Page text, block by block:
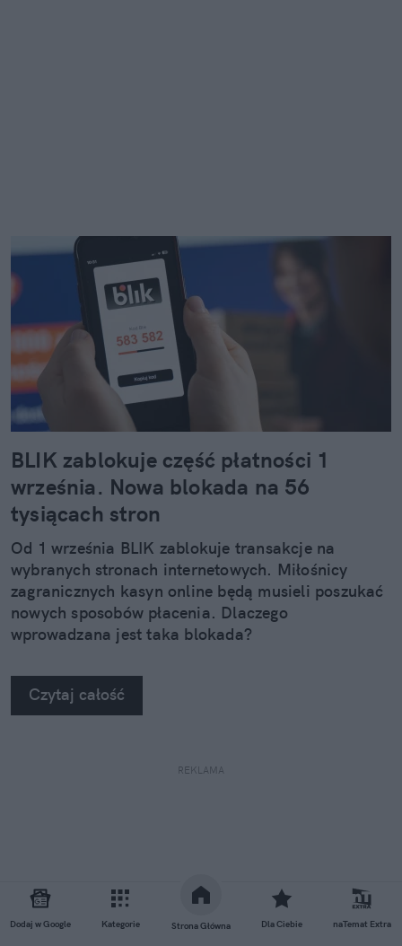
Dodaj w Google Kategorie Strona Główna Dla Ciebie naTemat Extra
BLIK zablokuje część płatności 1
września. Nowa blokada na 56
tysiącach stron
Od 1 września BLIK zablokuje transakcje na
wybranych stronach internetowych. Miłośnicy
zagranicznych kasyn online będą musieli poszukać
nowych sposobów płacenia. Dlaczego
wprowadzana jest taka blokada?
Czytaj całość
REKLAMA